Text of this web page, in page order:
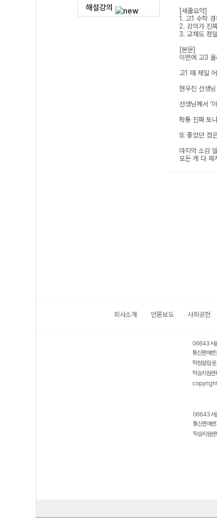
해설강의
회사소개 언론보도 사회공헌
06643 서
통신판매
학원설립·
학습지원
06643 서
통신판매
학습지원